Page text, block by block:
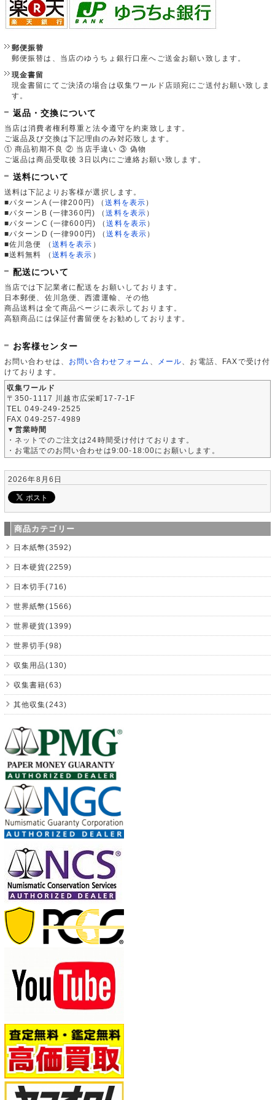
郵便振替
郵便振替は、当店のゆうちょ銀行口座へご送金お願い致します。
現金書留
現金書留にてご決済の場合は収集ワールド店頭宛にご送付お願い致しま
す。
返品・交換について
当店は消費者権利尊重と法令遵守を約束致します。
ご返品及び交換は下記理由のみ対応致します。
① 商品初期不良 ② 当店手違い ③ 偽物
ご返品は商品受取後 3日以内にご連絡お願い致します。
送料について
送料は下記よりお客様が選択します。
■パターンA (一律200円)
（送料を表示 ）
■パターンB (一律360円)
（送料を表示 ）
■パターンC (一律600円)
（送料を表示 ）
■パターンD (一律900円)
（送料を表示 ）
■佐川急便
（ 送料を表示 ）
■送料無料
（ 送料を表示 ）
配送について
当店では下記業者に配送をお願いしております。
日本郵便、佐川急便、西濃運輸、その他
商品送料は全て商品ページに表示しております。
高額商品には保証付書留便をお勧めしております。
お客様センター
お問い合わせは、 お問い合わせフォーム メール 、お電話、FAXで受け付
けております。
収集ワールド
〒350-1117 川越市広栄町17-7-1F
TEL 049-249-2525
FAX 049-257-4989
▼営業時間
・ネットでのご注文は24時間受け付けております。
・お電話でのお問い合わせは9:00-18:00にお願いします。
2026年8月6日
商品カテゴリー
日本紙幣(3592)
日本硬貨(2259)
日本切手(716)
世界紙幣(1566)
世界硬貨(1399)
世界切手(98)
収集用品(130)
収集書籍(63)
其他収集(243)